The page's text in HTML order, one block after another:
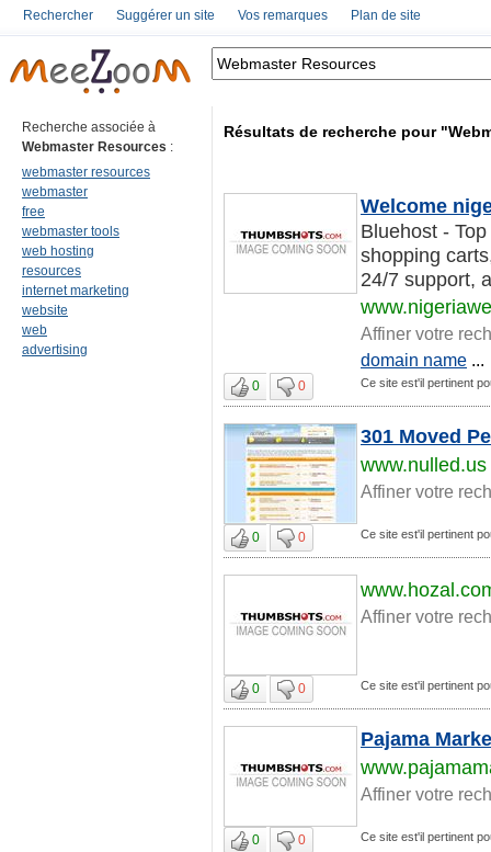
Rechercher Suggérer un site Vos remarques Plan de site
Recherche associée à
Webmaster Resources :
webmaster resources
webmaster
free
webmaster tools
web hosting
resources
internet marketing
website
web
advertising
Résultats de recherche pour
Welcome
Bluehost -
shopping
24/7 support,
Affiner votre
domain name ...
0 0 Ce site est'il pertinent
301 Moved
www.nulled.us
Affiner votre
0 0 Ce site est'il pertinent
Affiner votre
0 0 Ce site est'il pertinent
Pajama
Affiner votre
0 0 Ce site est'il pertinent